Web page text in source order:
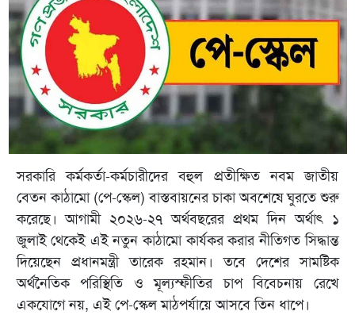
সরকারি কর্মকর্তা-কর্মচারীদের বহুল প্রতীক্ষিত নবম জাতীয়
বেতন কাঠামো (পে-স্কেল) বাস্তবায়নের চাকা অবশেষে ঘুরতে শুরু
করেছে। আগামী ২০২৬-২৭ অর্থবছরের প্রথম দিন অর্থাৎ ১
জুলাই থেকেই এই নতুন কাঠামো কার্যকর করার নীতিগত সিদ্ধান্ত
দিয়েছেন প্রধানমন্ত্রী তারেক রহমান। তবে দেশের সামষ্টিক
অর্থনৈতিক পরিস্থিতি ও মূল্যস্ফীতির চাপ বিবেচনায় রেখে
একযোগে নয়, এই পে-স্কেল মাঠপর্যায়ে আসবে তিন ধাপে।